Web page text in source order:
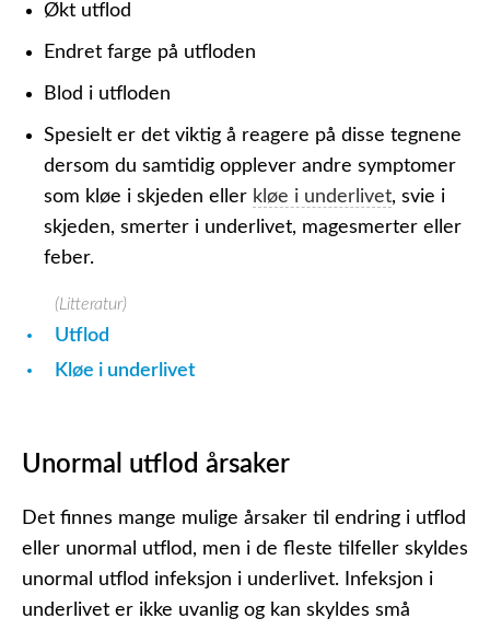
Økt utflod
Endret farge på utfloden
Blod i utfloden
Spesielt er det viktig å reagere på disse tegnene
dersom du samtidig opplever andre symptomer
som kløe i skjeden eller kløe i underlivet, svie i
skjeden, smerter i underlivet, magesmerter eller
feber.
(Litteratur)
Utflod
Kløe i underlivet
Unormal utflod årsaker
Det finnes mange mulige årsaker til endring i utflod
eller unormal utflod, men i de fleste tilfeller skyldes
unormal utflod infeksjon i underlivet. Infeksjon i
underlivet er ikke uvanlig og kan skyldes små